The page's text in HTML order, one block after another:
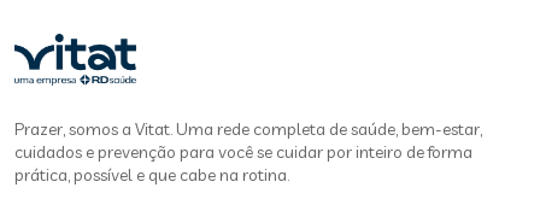
Prazer, somos a Vitat. Uma rede completa de saúde, bem-estar,
cuidados e prevenção para você se cuidar por inteiro de forma
prática, possível e que cabe na rotina.